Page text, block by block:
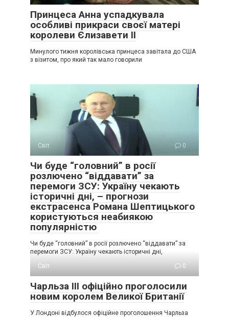
Принцеса Анна успадкувала
особливі прикраси своєї матері
королеви Єлизавети II
Минулого тижня королівська принцеса завітала до США
з візитом, про який так мало говорили
Світ 0
Чи буде “головний” в росії
розлючено “віддавати” за
перемоги ЗСУ: Україну чекають
історичні дні, – прогнози
екстрасенса Романа Шептицького
користуються неабиякою
популярністю
Чи буде “головний” в росії розлючено “віддавати” за
перемоги ЗСУ: Україну чекають історичні дні,
Світ
0
Чарльза III офіційно проголосили
новим королем Великої Британії
У Лондоні відбулося офіційне проголошення Чарльза